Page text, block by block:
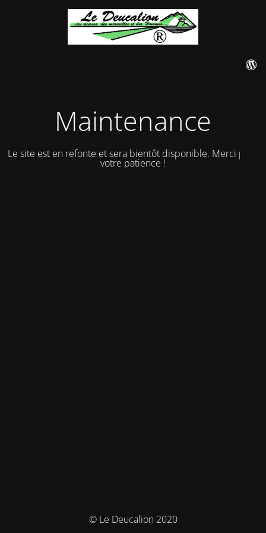
Maintenance
Le site est en refonte et sera bientôt disponible. Merci pour
votre patience !
© Le Deucalion 2020